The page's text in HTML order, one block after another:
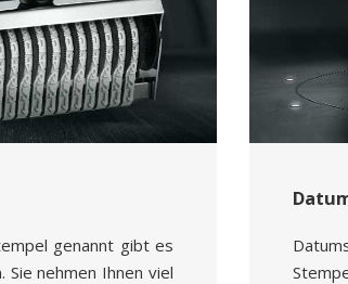
genannt gibt es
Sie nehmen Ihnen viel